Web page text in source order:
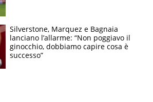
Silverstone, Marquez e Bagnaia
lanciano l’allarme: “Non poggiavo il
ginocchio, dobbiamo capire cosa è
successo”